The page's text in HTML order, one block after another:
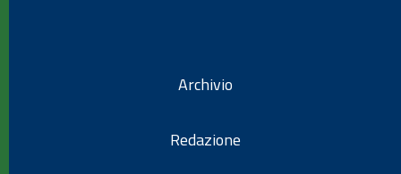
Archivio
Redazione